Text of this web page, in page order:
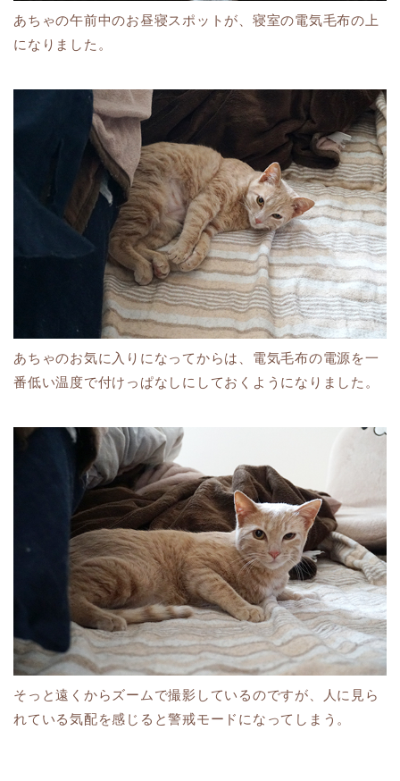
あちゃの午前中のお昼寝スポットが、寝室の電気毛布の上
になりました。
あちゃのお気に入りになってからは、電気毛布の電源を一
番低い温度で付けっぱなしにしておくようになりました。
そっと遠くからズームで撮影しているのですが、人に見ら
れている気配を感じると警戒モードになってしまう。